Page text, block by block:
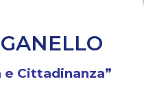
e Cittadinanza”